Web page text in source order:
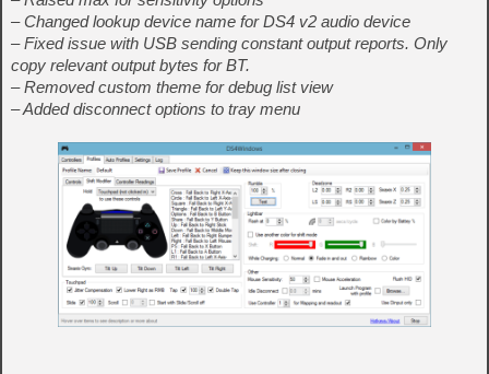
– Changed lookup device name for DS4 v2 audio device
– Fixed issue with USB sending constant output reports. Only
copy relevant output bytes for BT.
– Removed custom theme for debug list view
– Added disconnect options to tray menu